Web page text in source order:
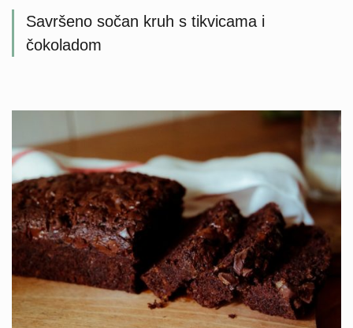
Savršeno sočan kruh s tikvicama i
čokoladom